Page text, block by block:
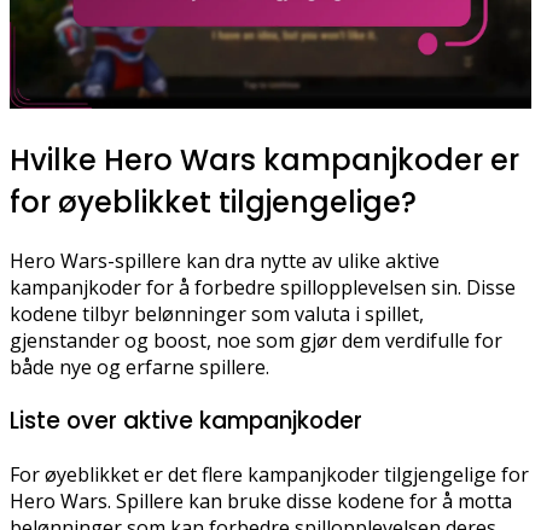
Hvilke Hero Wars kampanjkoder er
for øyeblikket tilgjengelige?
Hero Wars-spillere kan dra nytte av ulike aktive
kampanjkoder for å forbedre spillopplevelsen sin. Disse
kodene tilbyr belønninger som valuta i spillet,
gjenstander og boost, noe som gjør dem verdifulle for
både nye og erfarne spillere.
Liste over aktive kampanjkoder
For øyeblikket er det flere kampanjkoder tilgjengelige for
Hero Wars. Spillere kan bruke disse kodene for å motta